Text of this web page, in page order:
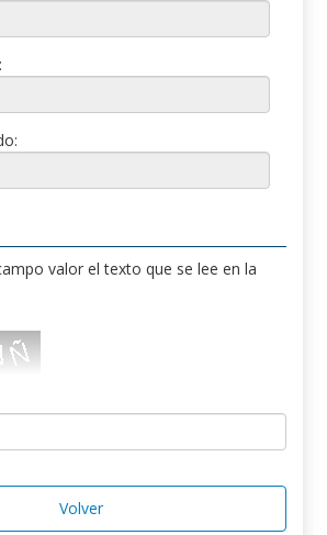
valor el texto que se lee en la
Volver